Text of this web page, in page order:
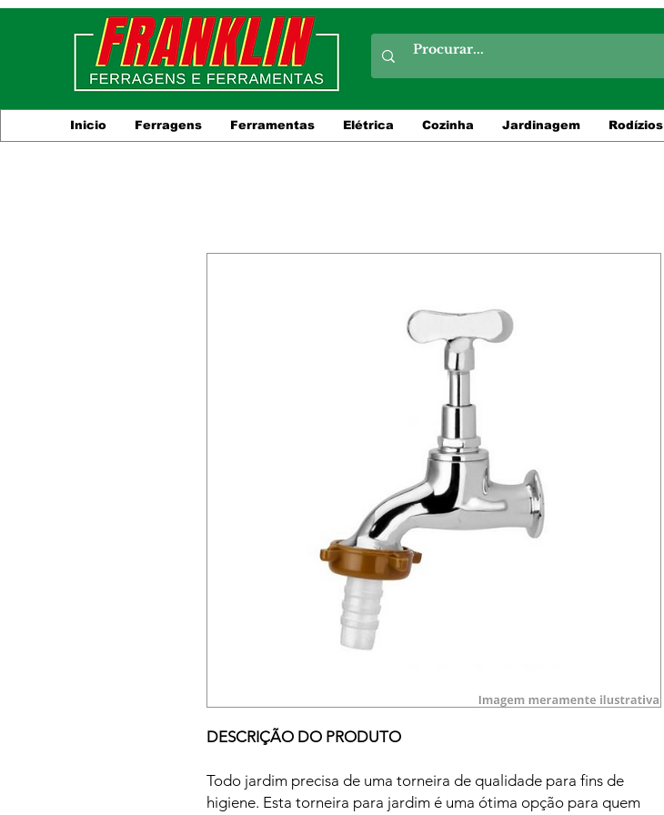
Inicio Ferragens Ferramentas Elétrica Cozinha Jardinagem Rodízios
DESCRIÇÃO DO PRODUTO
Todo jardim precisa de uma torneira de qualidade para fins de
higiene. Esta torneira para jardim é uma ótima opção para quem